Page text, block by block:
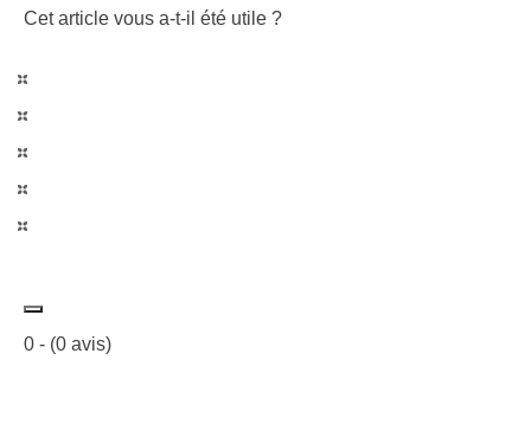
Cet article vous a-t-il été utile ?
0 - (0 avis)